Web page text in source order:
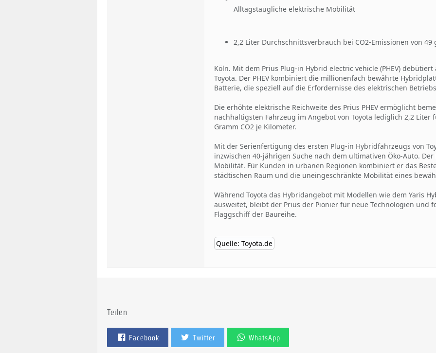
Alltagstaugliche elektrische Mobilität
2,2 Liter Durchschnittsverbrauch bei CO2-Emissionen von 49
Köln. Mit dem Prius Plug-in Hybrid electric vehicle (PHEV)
Toyota. Der PHEV kombiniert die millionenfach bewährte
Batterie, die speziell auf die Erfordernisse des elektrischen
Die erhöhte elektrische Reichweite des Prius PHEV ermöglicht
nachhaltigsten Fahrzeug im Angebot von Toyota lediglich 2,2 Liter
Gramm CO2 je Kilometer.
Mit der Serienfertigung des ersten Plug-in Hybridfahrzeugs von
inzwischen 40-jährigen Suche nach dem ultimativen Öko-Auto.
Mobilität. Für Kunden in urbanen Regionen kombiniert er das
städtischen Raum und die uneingeschränkte Mobilität eines
Während Toyota das Hybridangebot mit Modellen wie dem Yaris
ausweitet, bleibt der Prius der Pionier für neue Technologien und
Flaggschiff der Baureihe.
Quelle: Toyota.de
Teilen
Facebook Twitter WhatsApp